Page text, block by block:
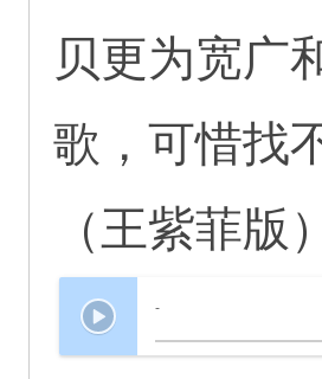
贝更为宽广
歌，可惜找
（王紫菲
-